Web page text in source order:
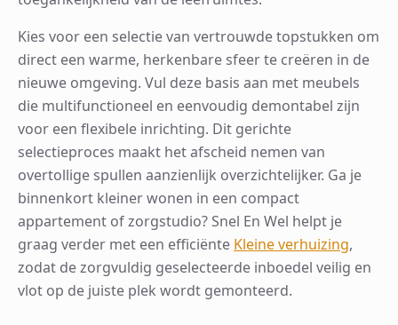
Kies voor een selectie van vertrouwde topstukken om
direct een warme, herkenbare sfeer te creëren in de
nieuwe omgeving. Vul deze basis aan met meubels
die multifunctioneel en eenvoudig demontabel zijn
voor een flexibele inrichting. Dit gerichte
selectieproces maakt het afscheid nemen van
overtollige spullen aanzienlijk overzichtelijker. Ga je
binnenkort kleiner wonen in een compact
appartement of zorgstudio? Snel En Wel helpt je
graag verder met een efficiënte Kleine verhuizing,
zodat de zorgvuldig geselecteerde inboedel veilig en
vlot op de juiste plek wordt gemonteerd.